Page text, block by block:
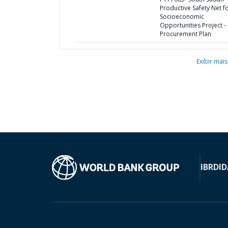
Productive Safety Net
Socioeconomic
Opportunities Project -
Procurement Plan
Exibir mais
IBRD